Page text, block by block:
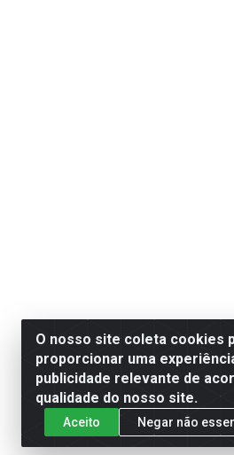
O nosso site coleta cookies
proporcionar uma
publicidade relevante de
qualidade do nosso site.
Aceito Negar não